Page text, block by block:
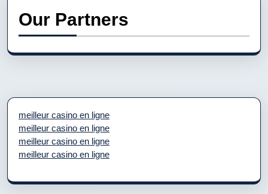
Our Partners
meilleur casino en ligne
meilleur casino en ligne
meilleur casino en ligne
meilleur casino en ligne